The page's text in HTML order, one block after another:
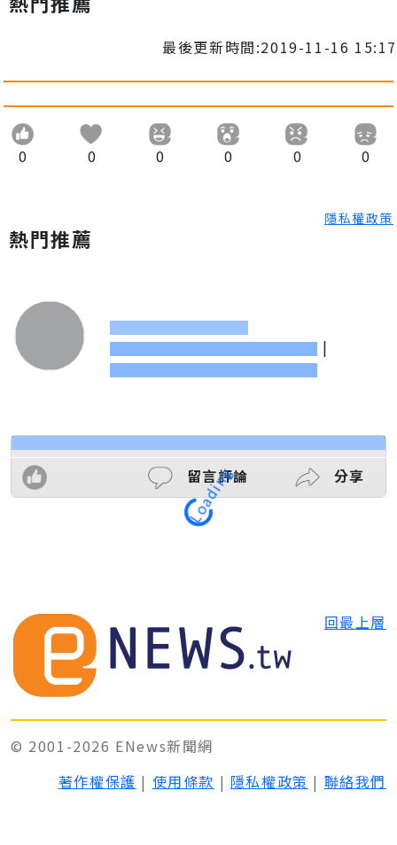
最後更新時間:2019-11-16 15:17
0 0 0 0 0 0
隱私權政策
熱門推薦
|
留言評論 分享
Loading
回最上層
© 2001-2026 ENews新聞網
著作權保護 | 使用條款 | 隱私權政策 | 聯絡我們